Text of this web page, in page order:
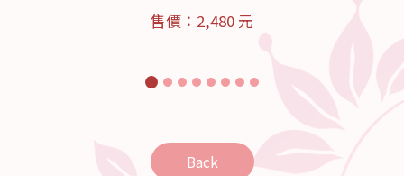
售價：2,480 元
Back